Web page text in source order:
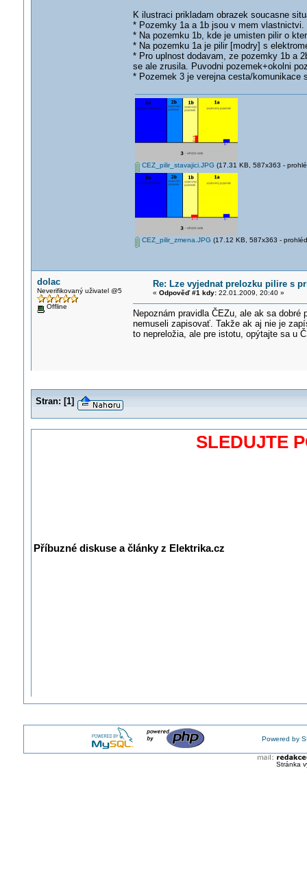
K ilustraci prikladam obrazek soucasne
* Pozemky 1a a 1b jsou v mem vlastnictvi.
* Na pozemku 1b, kde je umisten pilir o
* Na pozemku 1a je pilir [modry] s
* Pro uplnost dodavam, ze pozemky 1b a
se ale zrusila. Puvodni pozemek+okolni
* Pozemek 3 je verejna cesta/komunikace
CEZ_pilir_stavajici.JPG (17.31 KB, 587x363 -
CEZ_pilir_zmena.JPG (17.12 KB, 587x363 -
dolac
Neverifikovaný uživatel @5
Offline
Re: Lze vyjednat prelozku pilire s
« Odpověď #1 kdy:22.01.2009, 20:40 »
Nepoznám pravidla ČEZu, ale ak sa
nemuseli zapisovať. Takže ak aj nie je
to nepreložia, ale pre istotu, opýtajte sa u
Stran: [1]
SLEDUJTE
Příbuzné diskuse a články z Elektrika.cz
Powered by
Stránka